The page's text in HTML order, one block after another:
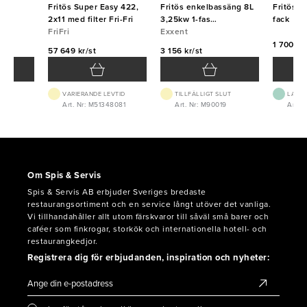
Fritös Super Easy 422,
2x11 med filter Fri-Fri
FriFri
57 649 kr/st
VARIERANDE LEVTID
Art. Nr: M51348081
Fritös enkelbassäng 8L
3,25kw 1-fas
265x430x340mm
Exxent
3 156 kr/st
TILLFÄLLIGT SLUT
Art. Nr: M90019
fack
1 700
Art.
Om Spis & Servis
Spis & Servis AB erbjuder Sveriges bredaste
restaurangsortiment och en service långt utöver det vanliga.
Vi tillhandahåller allt utom färskvaror till såväl små barer och
caféer som finkrogar, storkök och internationella hotell- och
restaurangkedjor.
Registrera dig för erbjudanden, inspiration och nyheter: